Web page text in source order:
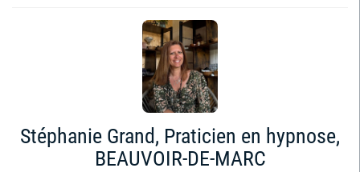
Stéphanie Grand, Praticien en hypnose,
BEAUVOIR-DE-MARC